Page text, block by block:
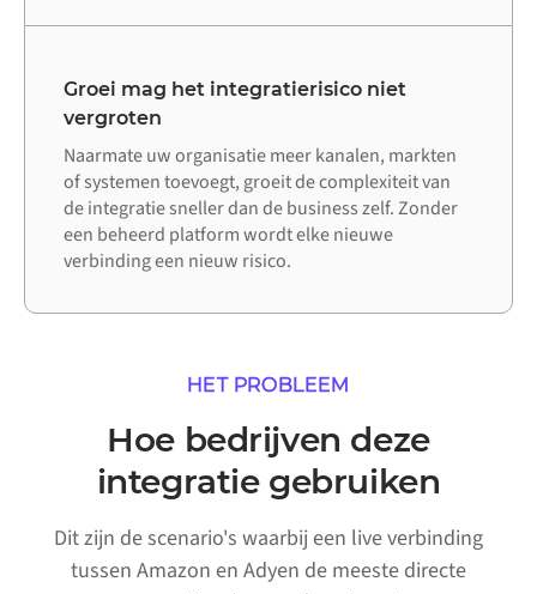
Groei mag het integratierisico niet
vergroten
Naarmate uw organisatie meer kanalen, markten
of systemen toevoegt, groeit de complexiteit van
de integratie sneller dan de business zelf. Zonder
een beheerd platform wordt elke nieuwe
verbinding een nieuw risico.
HET PROBLEEM
Hoe bedrijven deze
integratie gebruiken
Dit zijn de scenario's waarbij een live verbinding
tussen Amazon en Adyen de meeste directe